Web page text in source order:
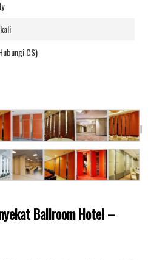
CS)
Ballroom Hotel –